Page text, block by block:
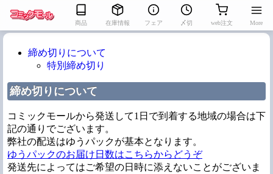
商品 在庫情報 フェア 〆切 web注文 More
締め切りについて
特別締め切り
締め切りについて
コミックモールから発送して1日で到着する地域の場合は下
記の通りでございます。
弊社の配送はゆうパックが基本となります。
ゆうパックのお届け日数はこちらからどうぞ
発送先によってはご希望の日時に添えないことがございま